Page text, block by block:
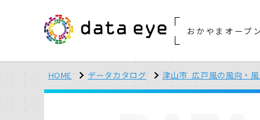
おかやまオープ
HOME データカタログ 津山市_広戸風の風向・